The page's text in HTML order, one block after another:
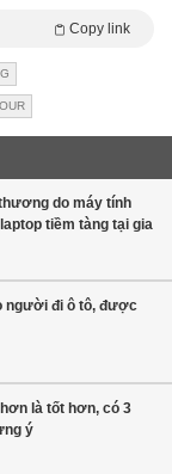
Copy link
do máy tính
tiềm tàng tại gia
người đi ô tô, được
là tốt hơn, có 3
ý